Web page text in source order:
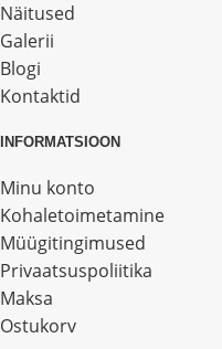
Näitused
Galerii
Blogi
Kontaktid
INFORMATSIOON
Minu konto
Kohaletoimetamine
Müügitingimused
Privaatsuspoliitika
Maksa
Ostukorv